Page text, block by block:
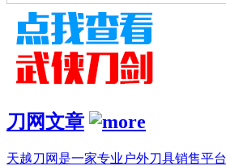
刀网文章
天越刀网是一家专业户外刀具销售平台